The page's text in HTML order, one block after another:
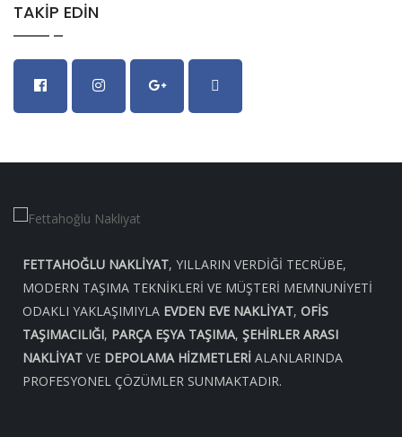
TAKIP EDIN
FETTAHOĞLU NAKLIYAT, YILLARIN VERDIĞI TECRÜBE,
MODERN TAŞIMA TEKNIKLERI VE MÜŞTERI MEMNUNIYETI
ODAKLI YAKLAŞIMIYLA EVDEN EVE NAKLIYAT, OFIS
TAŞIMACILIĞI, PARÇA EŞYA TAŞIMA, ŞEHIRLER ARASI
NAKLIYAT VE DEPOLAMA HIZMETLERI ALANLARINDA
PROFESYONEL ÇÖZÜMLER SUNMAKTADIR.